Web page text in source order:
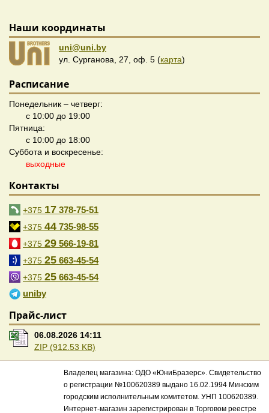
Наши координаты
uni@uni.by
ул. Сурганова, 27, оф. 5 (карта)
Расписание
Понедельник – четверг:
с 10:00 до 19:00
Пятница:
с 10:00 до 18:00
Суббота и воскресенье:
выходные
Контакты
+375 17 378-75-51
+375 44 735-98-55
+375 29 566-19-81
+375 25 663-45-54
+375 25 663-45-54
uniby
Прайс-лист
06.08.2026 14:11
ZIP (912.53 KB)
Владелец магазина: ОДО «ЮниБразерс». Свидетельство
о регистрации №100620389 выдано 16.02.1994 Минским
городским исполнительным комитетом. УНП 100620389.
Интернет-магазин зарегистрирован в Торговом реестре